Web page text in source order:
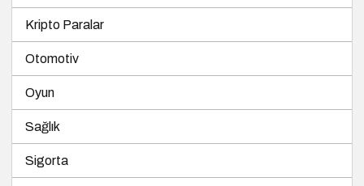
Kripto Paralar
Otomotiv
Oyun
Sağlık
Sigorta